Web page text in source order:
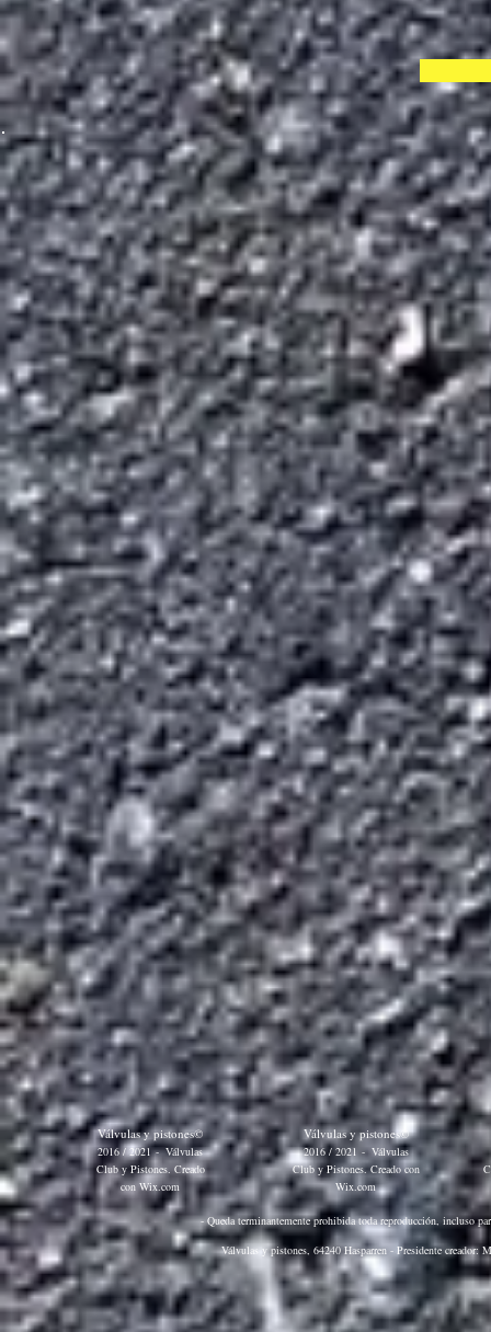
Válvulas y pistones©
2016 / 2021 - Válvulas
Club y Pistones. Creado
con Wix.com
Válvulas y pistones©
2016 / 2021 - Válvulas
Club y Pistones. Creado con
Wix.com
- Queda terminantemente prohibida toda reproducción, incluso
Válvulas y pistones, 64240 Hasparren - Presidente creador: